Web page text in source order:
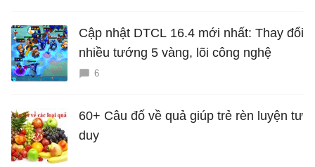
Cập nhật DTCL 16.4 mới nhất: Thay đổi
nhiều tướng 5 vàng, lõi công nghệ
6
60+ Câu đố về quả giúp trẻ rèn luyện tư
duy